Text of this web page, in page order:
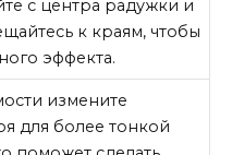
с центра радужки и
к краям, чтобы
эффекта.
измените
для более тонкой